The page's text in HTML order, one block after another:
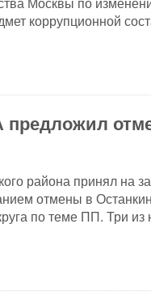
коррупционной
района принял на
отмены в
по теме ПП. Три